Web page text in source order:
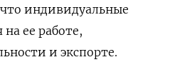
индивидуальные
ее работе,
и экспорте.